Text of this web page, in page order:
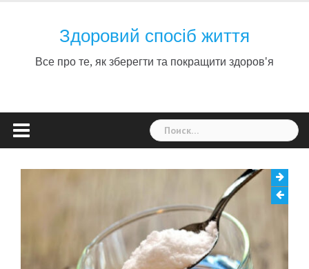
Здоровий спосіб життя
Все про те, як зберегти та покращити здоров'я
Найти: